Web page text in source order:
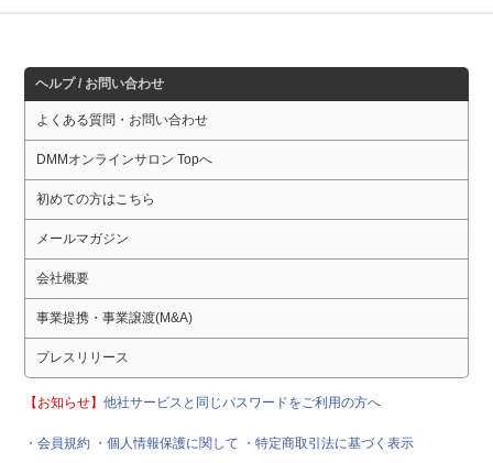
ヘルプ / お問い合わせ
よくある質問・お問い合わせ
DMMオンラインサロン Topへ
初めての方はこちら
メールマガジン
会社概要
事業提携・事業譲渡(M&A)
プレスリリース
【お知らせ】他社サービスと同じパスワードをご利用の方へ
・会員規約 ・個人情報保護に関して ・特定商取引法に基づく表示